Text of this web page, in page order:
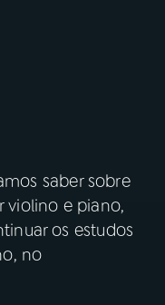
saber sobre
violino e piano,
os estudos
no